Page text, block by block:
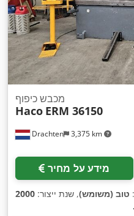
Drachten 3,375 km
מכבש כיפוף
Haco ERM 36150
מידע על מחיר
טוב (משומש), שנת ייצור: 2000